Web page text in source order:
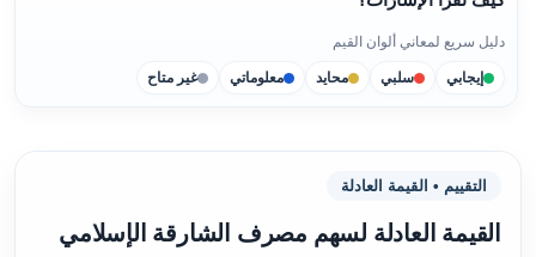
دليل سريع لمعاني ألوان القيم
إيجابي سلبي محايد معلوماتي غير متاح
التقييم • القيمة العادلة
القيمة العادلة لسهم مصرف الشارقة الإسلامي